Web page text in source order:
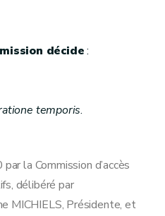
décide:
temporis.
la Commission d’accès
délibéré par
MICHIELS, Présidente, et